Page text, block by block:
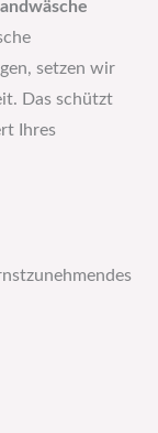
setzen wir
Das schützt
Ihres